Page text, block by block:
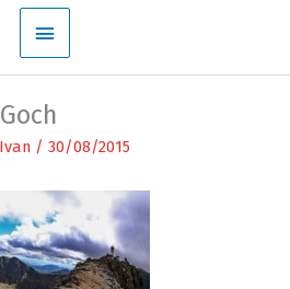
Hlavné
Menu
Ivan / 30/08/2015